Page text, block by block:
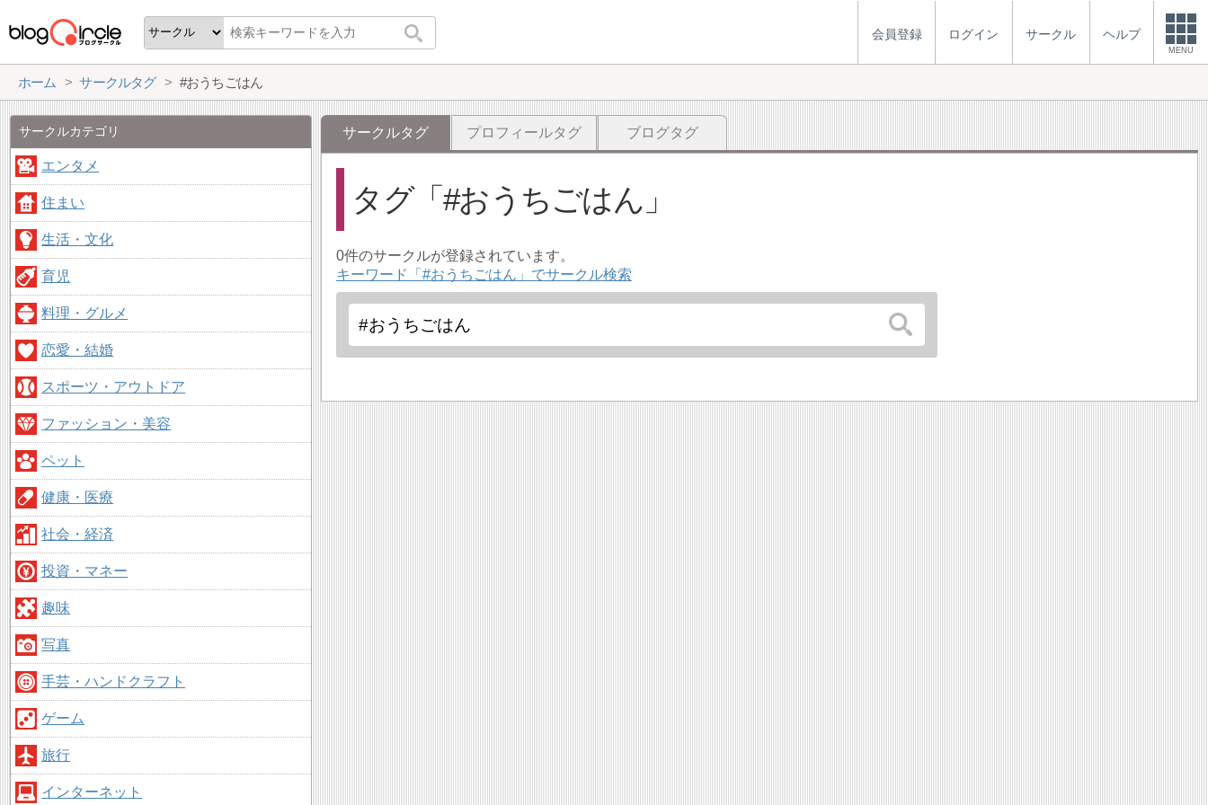
会員登録 ログイン サークル ヘルプ
MENU
ホーム サークルタグ #おうちごはん
サークルタグ プロフィールタグ ブログタグ
タグ #おうちごはん
0件のサークルが登録されています。
キーワード「#おうちごはん」でサークル検索
サークルカテゴリ
エンタメ
住まい
生活・文化
育児
料理・グルメ
恋愛・結婚
スポーツ・アウトドア
ファッション・美容
ペット
健康・医療
社会・経済
投資・マネー
趣味
写真
手芸・ハンドクラフト
ゲーム
旅行
インターネット